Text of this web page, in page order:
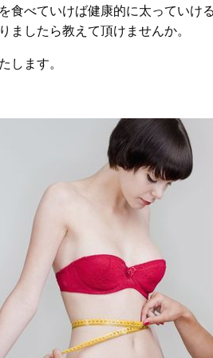
食べていけば健康的に太っていけ
ましたら教えて頂けませんか。
します。